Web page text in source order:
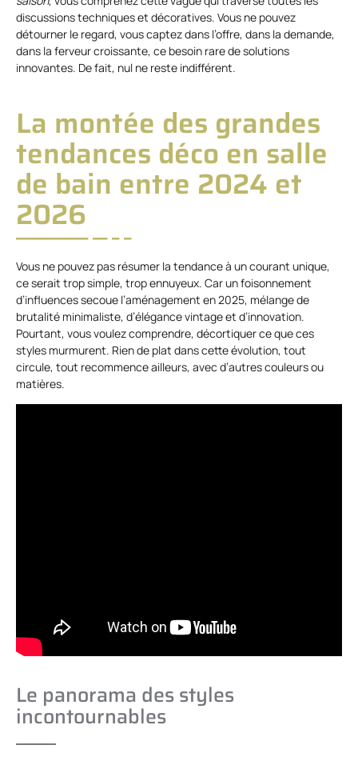
discussions techniques et décoratives. Vous ne pouvez
détourner le regard, vous captez dans l’offre, dans la demande,
dans la ferveur croissante, ce besoin rare de solutions
innovantes. De fait, nul ne reste indifférent.
La montée des grandes
tendances déco en salle
de bain entre 2024 et
2026
Vous ne pouvez pas résumer la tendance à un courant unique,
ce serait trop simple, trop ennuyeux. Car un foisonnement
d’influences secoue l’aménagement en 2025, mélange de
brutalité minimaliste, d’élégance vintage et d’innovation.
Pourtant, vous voulez comprendre, décortiquer ce que ces
styles murmurent. Rien de plat dans cette évolution, tout
circule, tout recommence ailleurs, avec d’autres couleurs ou
matières.
Le panorama des styles
incontournables